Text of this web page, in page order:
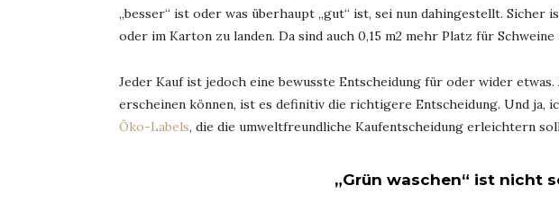
„besser“ ist oder was überhaupt „gut“ ist, sei nun dahingestellt.
oder im Karton zu landen. Da sind auch 0,15 m2 mehr Platz für
Jeder Kauf ist jedoch eine bewusste Entscheidung für oder wider
erscheinen können, ist es definitiv die richtigere Entscheidung. Und
Öko-Labels, die die umweltfreundliche Kaufentscheidung erleichtern
„Grün waschen“ ist nicht